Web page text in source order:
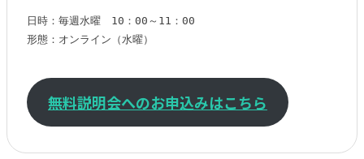
日時：毎週水曜　10：00～11：00
形態：オンライン（水曜）
無料説明会へのお申込みはこちら